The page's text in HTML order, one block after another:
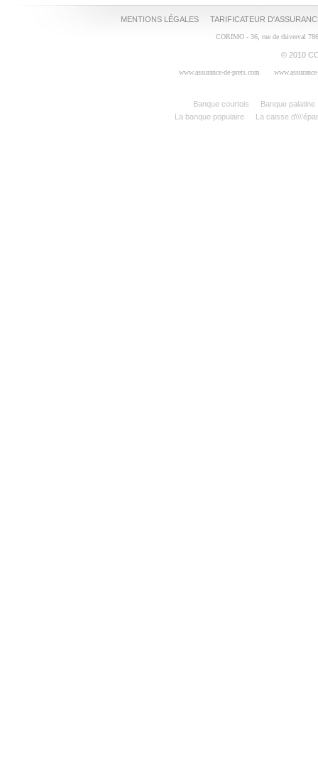
MENTIONS LÉGALES TARIFICATEUR
CORIMO - 36, rue de thiverval
© 2010
www.assurance-de-prets.com
Banque courtois
Banque palatine
La banque populaire
La caisse